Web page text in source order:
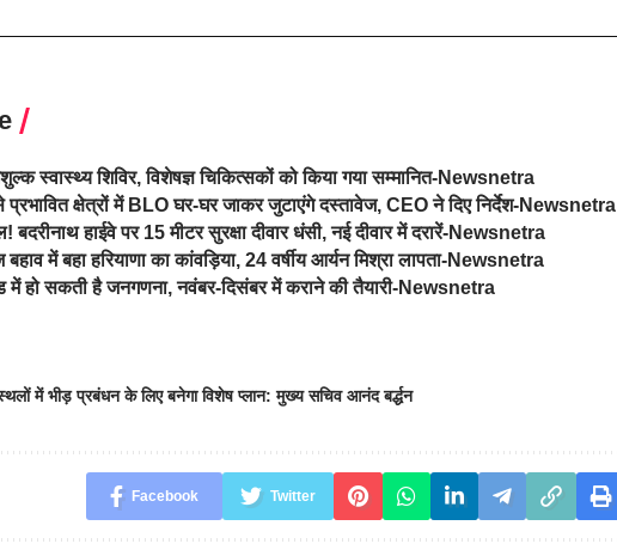
स्वास्थ्य शिविर, विशेषज्ञ चिकित्सकों को किया गया सम्मानित-Newsnetra
प्रभावित क्षेत्रों में BLO घर-घर जाकर जुटाएंगे दस्तावेज, CEO ने दिए निर्देश-Newsnetra
बदरीनाथ हाईवे पर 15 मीटर सुरक्षा दीवार धंसी, नई दीवार में दरारें-Newsnetra
में बहा हरियाणा का कांवड़िया, 24 वर्षीय आर्यन मिश्रा लापता-Newsnetra
में हो सकती है जनगणना, नवंबर-दिसंबर में कराने की तैयारी-Newsnetra
स्थलों में भीड़ प्रबंधन के लिए बनेगा विशेष प्लान: मुख्य सचिव आनंद बर्द्धन
Facebook Twitter